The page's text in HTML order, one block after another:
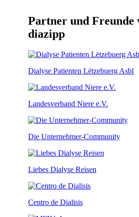
Partner und Freunde
diazipp
Dialyse Patienten Lëtzebuerg Asbl
Landesverband Niere e.V.
Die Unternehmer-Community
Liebes Dialyse Reisen
Centro de Dialisis